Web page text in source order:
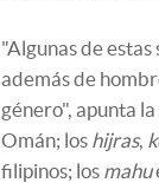
"Algunas de
además de
género", apunta
Omán; los hijras,
filipinos; los mahu